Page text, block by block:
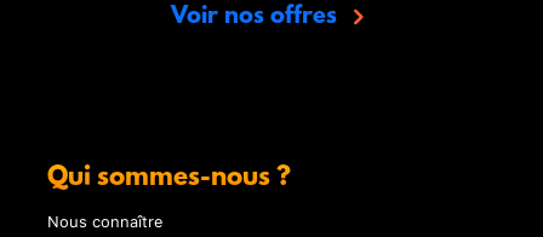
Voir nos offres
Qui sommes-nous ?
Nous connaître